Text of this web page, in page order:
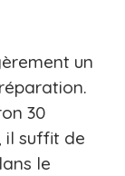
un
30
il suffit de
le